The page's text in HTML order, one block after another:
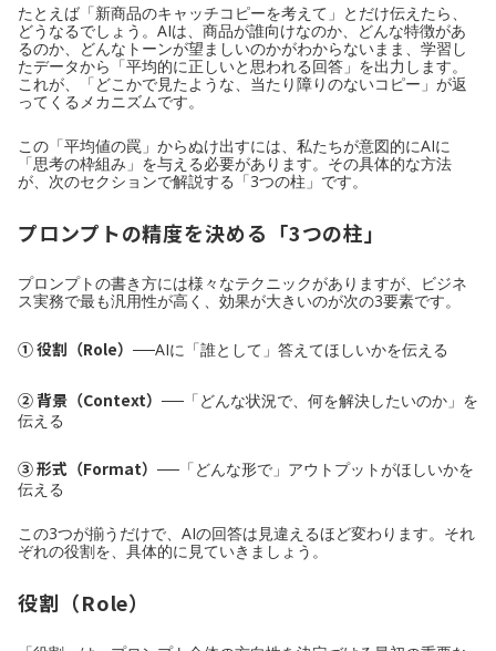
たとえば「新商品のキャッチコピーを考えて」とだけ伝えたら、
どうなるでしょう。AIは、商品が誰向けなのか、どんな特徴があ
るのか、どんなトーンが望ましいのかがわからないまま、学習し
たデータから「平均的に正しいと思われる回答」を出力します。
これが、「どこかで見たような、当たり障りのないコピー」が返
ってくるメカニズムです。
この「平均値の罠」からぬけ出すには、私たちが意図的にAIに
「思考の枠組み」を与える必要があります。その具体的な方法
が、次のセクションで解説する「3つの柱」です。
プロンプトの精度を決める「3つの柱」
プロンプトの書き方には様々なテクニックがありますが、ビジネ
ス実務で最も汎用性が高く、効果が大きいのが次の3要素です。
① 役割（Role） ──AIに「誰として」答えてほしいかを伝える
② 背景（Context） ──「どんな状況で、何を解決したいのか」を
伝える
③ 形式（Format） ──「どんな形で」アウトプットがほしいかを
伝える
この3つが揃うだけで、AIの回答は見違えるほど変わります。それ
ぞれの役割を、具体的に見ていきましょう。
役割（Role）